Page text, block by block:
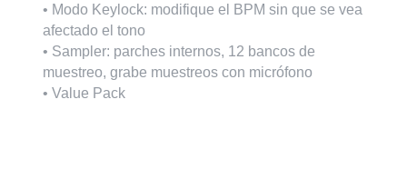
• Modo Keylock: modifique el BPM sin que se vea
afectado el tono
• Sampler: parches internos, 12 bancos de
muestreo, grabe muestreos con micrófono
• Value Pack